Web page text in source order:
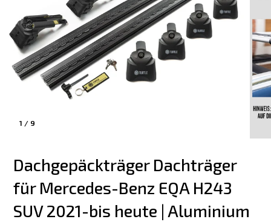
1 / 9
Dachgepäckträger Dachträger
für Mercedes-Benz EQA H243
SUV 2021-bis heute | Aluminium